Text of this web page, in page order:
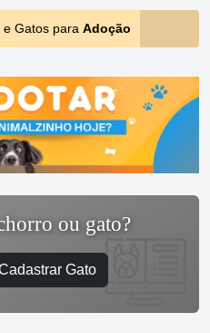
Gatos para Adoção
ou gato?
Gato